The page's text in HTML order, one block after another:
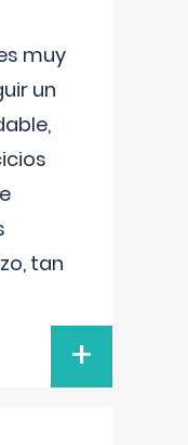
muy
un
tan
+